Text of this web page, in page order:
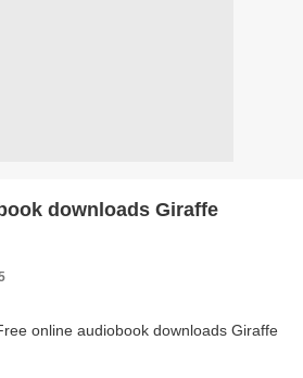
downloads Giraffe